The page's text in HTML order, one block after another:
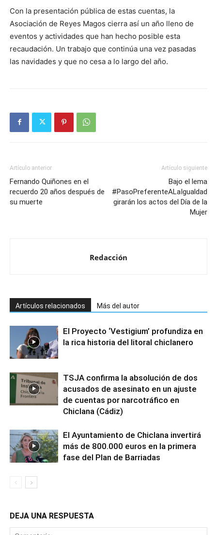
Con la presentación pública de estas cuentas, la
Asociación de Reyes Magos cierra así un año lleno de
eventos y actividades que han hecho posible esta
recaudación. Un trabajo que continúa una vez pasadas
las navidades y que no cesa a lo largo del año.
Artículo anterior
Fernando Quiñones en el
recuerdo 20 años después de
su muerte
Artículo siguiente
Bajo el lema
#PasoPreferenteALaIgualdad
girarán los actos del Día de la
Mujer
Redacción
Artículos relacionados Más del autor
El Proyecto ‘Vestigium’ profundiza en
la rica historia del litoral chiclanero
TSJA confirma la absolución de dos
acusados de asesinato en un ajuste
de cuentas por narcotráfico en
Chiclana (Cádiz)
El Ayuntamiento de Chiclana invertirá
más de 800.000 euros en la primera
fase del Plan de Barriadas
DEJA UNA RESPUESTA